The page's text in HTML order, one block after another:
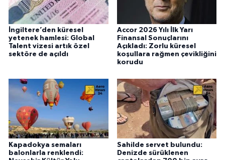
İngiltere’den küresel
yetenek hamlesi: Global
Talent vizesi artık özel
sektöre de açıldı
Accor 2026 Yılı İlk Yarı
Finansal Sonuçlarını
Açıkladı: Zorlu küresel
koşullara rağmen çevikliğini
korudu
Kapadokya semaları
balonlarla renklendi:
Sahilde servet bulundu:
Denizde sürüklenen